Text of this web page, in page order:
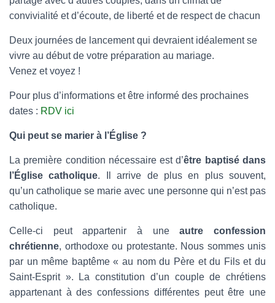
convivialité et d’écoute, de liberté et de respect de chacun
Deux journées de lancement qui devraient idéalement se
vivre au début de votre préparation au mariage.
Venez et voyez !
Pour plus d’informations et être informé des prochaines
dates : RDV ici
Qui peut se marier à l’Église ?
La première condition nécessaire est d’être baptisé dans
l’Église catholique. Il arrive de plus en plus souvent,
qu’un catholique se marie avec une personne qui n’est pas
catholique.
Celle-ci peut appartenir à uneautre confession
chrétienne, orthodoxe ou protestante. Nous sommes unis
par un même baptême « au nom du Père et du Fils et du
Saint-Esprit ». La constitution d’un couple de chrétiens
appartenant à des confessions différentes peut être une